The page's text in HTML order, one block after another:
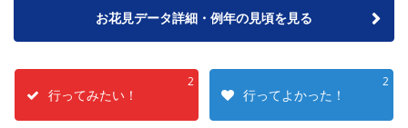
お花見データ詳細・例年の見頃を見る
2
行ってみたい！
2
行ってよかった！